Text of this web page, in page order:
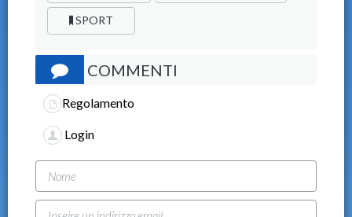
SPORT
COMMENTI
Regolamento
Login